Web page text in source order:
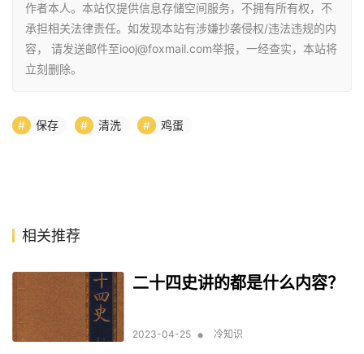
作者本人。本站仅提供信息存储空间服务，不拥有所有权，不
承担相关法律责任。如发现本站有涉嫌抄袭侵权/违法违规的内
容， 请发送邮件至iooj@foxmail.com举报，一经查实，本站将
立刻删除。
保存 清洗 鸡蛋
相关推荐
二十四史讲的都是什么内容？
2023-04-25 • 冷知识